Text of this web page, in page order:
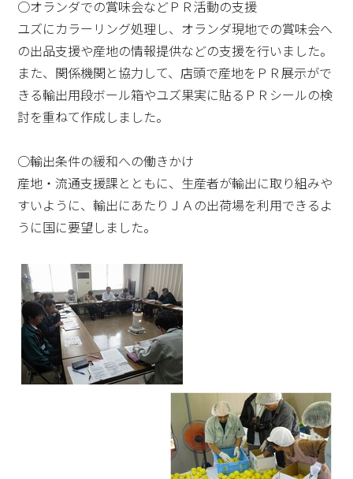
○オランダでの賞味会などＰＲ活動の支援
ユズにカラーリング処理し、オランダ現地での賞味会へ
の出品支援や産地の情報提供などの支援を行いました。
また、関係機関と協力して、店頭で産地をＰＲ展示がで
きる輸出用段ボール箱やユズ果実に貼るＰＲシールの検
討を重ねて作成しました。
○輸出条件の緩和への働きかけ
産地・流通支援課とともに、生産者が輸出に取り組みや
すいように、輸出にあたりＪＡの出荷場を利用できるよ
うに国に要望しました。